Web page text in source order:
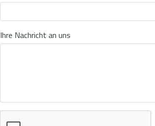
Ihre Nachricht an uns